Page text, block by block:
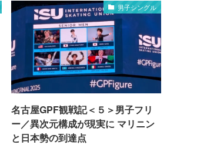
男子シングル
名古屋GPF観戦記＜５＞男子フリ
ー／異次元構成が現実に マリニン
と日本勢の到達点